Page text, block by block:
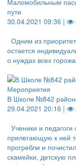
Маломобильным
пути
30.04.2021 09:36 |
Одним из
остается
о нуждах всех
Мероприятия
В Школе №842
29.04.2021 20:16 |
Ученики и
прилегающую к ней
прогребли и
скамейки, детскую